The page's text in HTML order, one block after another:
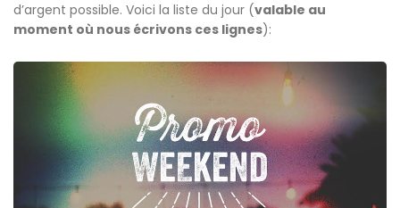
d’argent possible. Voici la liste du jour (valable au
moment où nous écrivons ces lignes):